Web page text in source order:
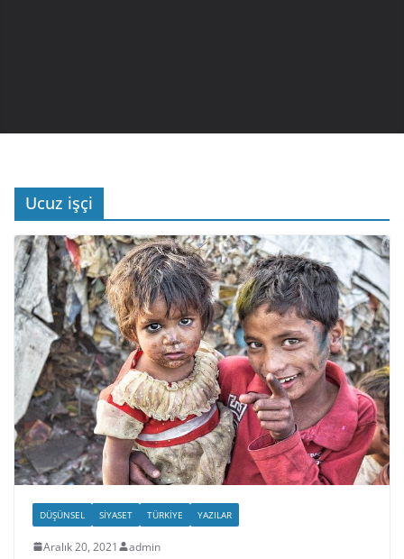
Ucuz işçi
DÜŞÜNSEL SIYASET TÜRKIYE YAZILAR
Aralık 20, 2021 admin